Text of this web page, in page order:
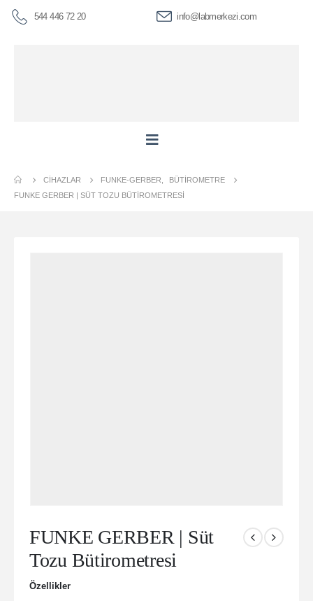
544 446 72 20 info@labmerkezi.com
CIHAZLAR FUNKE-GERBER
BÜTIROMETRE
FUNKE GERBER | SÜT TOZU BÜTIROMETRESI
FUNKE GERBER | Süt
Tozu Bütirometresi
Özellikler